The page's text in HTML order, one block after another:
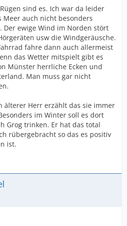
sind es. Ich war da leider
Meer auch nicht besonders
Der ewige Wind im Norden stört
usw die Windgeräusche.
fahre dann auch allermeist
das Wetter mitspielt gibt es
Münster herrliche Ecken und
Man muss gar nicht
älterer Herr erzählt das sie immer
im Winter soll es dort
Grog trinken. Er hat das total
rübergebracht so das es positiv
ist.